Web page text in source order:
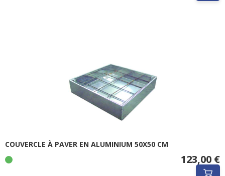
COUVERCLE À PAVER EN ALUMINIUM 50X50 CM
123,00 €